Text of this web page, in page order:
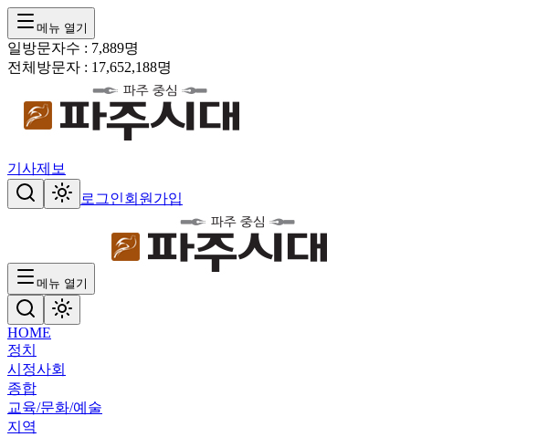
메뉴 열기
일방문자수 : 7,889명
전체방문자 : 17,652,188명
기사제보
로그인회원가입
메뉴 열기
HOME
정치
시정사회
종합
교육/문화/예술
지역